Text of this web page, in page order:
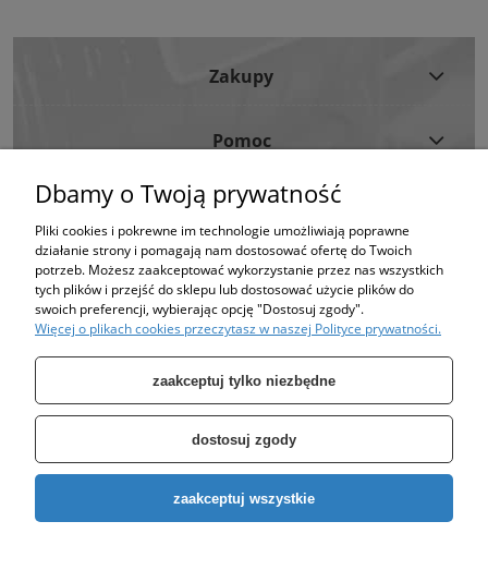
Zakupy
Pomoc
Moje Konto
Informacje
Strona korzysta z plików cookies w celu realizacji usług i zgodnie z Polityką
Plików Cookies.
Możesz określić warunki przechowywania lub dostępu do plików cookies w
Twojej przeglądarce. (polityka prywatności)
Specjalizujemy się w sprzedaży pomp oraz zbiorników takich jak: zbiornik
Dbamy o Twoją prywatność
Pliki cookies i pokrewne im technologie umożliwiają poprawne
działanie strony i pomagają nam dostosować ofertę do Twoich
potrzeb. Możesz zaakceptować wykorzystanie przez nas wszystkich
tych plików i przejść do sklepu lub dostosować użycie plików do
swoich preferencji, wybierając opcję "Dostosuj zgody".
Więcej o plikach cookies przeczytasz w naszej Polityce prywatności.
zaakceptuj tylko niezbędne
dostosuj zgody
zaakceptuj wszystkie